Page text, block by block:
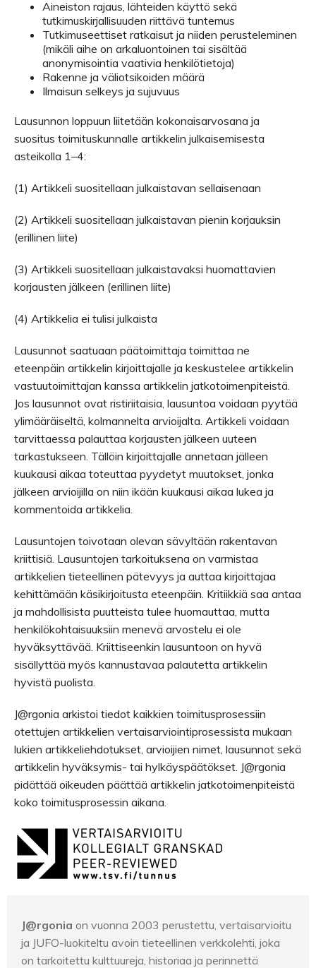
Aineiston rajaus, lähteiden käyttö sekä
tutkimuskirjallisuuden riittävä tuntemus
Tutkimuseettiset ratkaisut ja niiden perusteleminen
(mikäli aihe on arkaluontoinen tai sisältää
anonymisointia vaativia henkilötietoja)
Rakenne ja väliotsikoiden määrä
Ilmaisun selkeys ja sujuvuus
Lausunnon loppuun liitetään kokonaisarvosana ja
suositus toimituskunnalle artikkelin julkaisemisesta
asteikolla 1–4:
(1) Artikkeli suositellaan julkaistavan sellaisenaan
(2) Artikkeli suositellaan julkaistavan pienin korjauksin
(erillinen liite)
(3) Artikkeli suositellaan julkaistavaksi huomattavien
korjausten jälkeen (erillinen liite)
(4) Artikkelia ei tulisi julkaista
Lausunnot saatuaan päätoimittaja toimittaa ne
eteenpäin artikkelin kirjoittajalle ja keskustelee artikkelin
vastuutoimittajan kanssa artikkelin jatkotoimenpiteistä.
Jos lausunnot ovat ristiriitaisia, lausuntoa voidaan pyytää
ylimääräiseltä, kolmannelta arvioijalta. Artikkeli voidaan
tarvittaessa palauttaa korjausten jälkeen uuteen
tarkastukseen. Tällöin kirjoittajalle annetaan jälleen
kuukausi aikaa toteuttaa pyydetyt muutokset, jonka
jälkeen arvioijilla on niin ikään kuukausi aikaa lukea ja
kommentoida artikkelia.
Lausuntojen toivotaan olevan sävyltään rakentavan
kriittisiä. Lausuntojen tarkoituksena on varmistaa
artikkelien tieteellinen pätevyys ja auttaa kirjoittajaa
kehittämään käsikirjoitusta eteenpäin. Kritiikkiä saa antaa
ja mahdollisista puutteista tulee huomauttaa, mutta
henkilökohtaisuuksiin menevä arvostelu ei ole
hyväksyttävää. Kriittiseenkin lausuntoon on hyvä
sisällyttää myös kannustavaa palautetta artikkelin
hyvistä puolista.
J@rgonia arkistoi tiedot kaikkien toimitusprosessiin
otettujen artikkelien vertaisarviointiprosessista mukaan
lukien artikkeliehdotukset, arvioijien nimet, lausunnot sekä
artikkelin hyväksymis- tai hylkäyspäätökset. J@rgonia
pidättää oikeuden päättää artikkelin jatkotoimenpiteistä
koko toimitusprosessin aikana.
J@rgonia on vuonna 2003 perustettu, vertaisarvioitu
ja JUFO-luokiteltu avoin tieteellinen verkkolehti, joka
on tarkoitettu kulttuureja, historiaa ja perinnettä